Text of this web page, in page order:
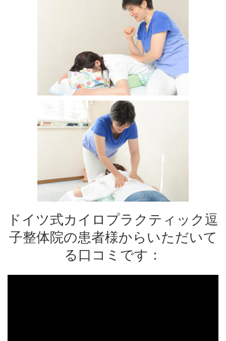
ドイツ式カイロプラクティック逗
子整体院の患者様からいただいて
る口コミです：